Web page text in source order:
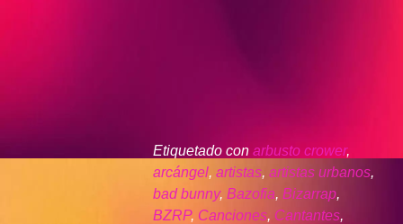
Etiquetado con arbusto crower,
arcángel, artistas, artistas urbanos,
bad bunny, Bazofia, Bizarrap,
BZRP, Canciones, Cantantes,